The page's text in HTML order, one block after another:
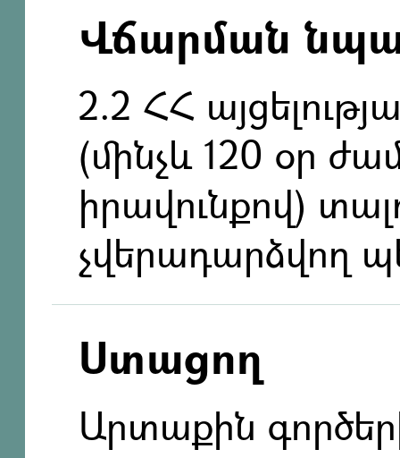
Վճարման
2.2 ՀՀ
(մինչև 120 օր
իրավունքով)
չվերադարձվող
Ստացող
Արտաքին